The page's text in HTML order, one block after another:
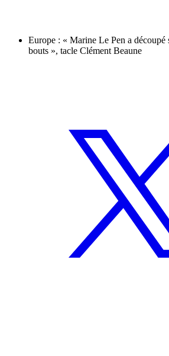
Europe : « Marine Le Pen a découpé
bouts », tacle Clément Beaune